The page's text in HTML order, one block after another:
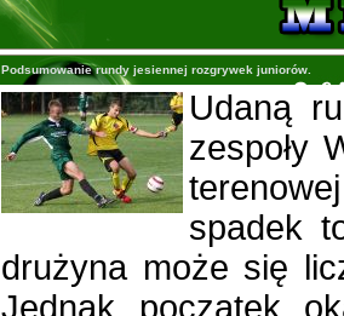
Podsumowanie rundy jesiennej rozgrywek juniorów.
Udaną
zespoły
spadek
drużyna może się
Jednak początek